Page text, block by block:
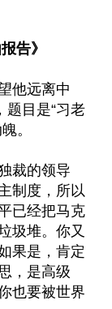
告》
他远离中
题目是“习老
。
裁的领导
制度，所以
已经把马克
圾堆。你又
果是，肯定
，是高级
也要被世界